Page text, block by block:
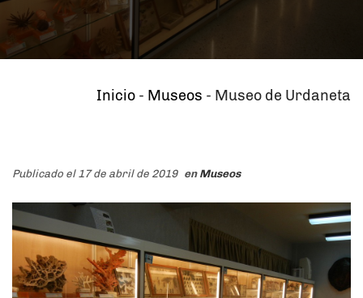
Inicio - Museos - Museo de Urdaneta
Publicado el 17 de abril de 2019 enMuseos